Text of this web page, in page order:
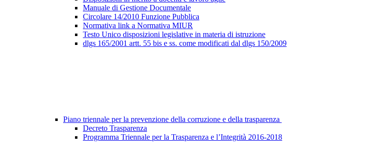
Manuale di Gestione Documentale
Circolare 14/2010 Funzione Pubblica
Normativa link a Normativa MIUR
Testo Unico disposizioni legislative in materia di istruzione
dlgs 165/2001 artt. 55 bis e ss. come modificati dal dlgs 150/2009
Piano triennale per la prevenzione della corruzione e della trasparenza
Decreto Trasparenza
Programma Triennale per la Trasparenza e l’Integrità 2016-2018